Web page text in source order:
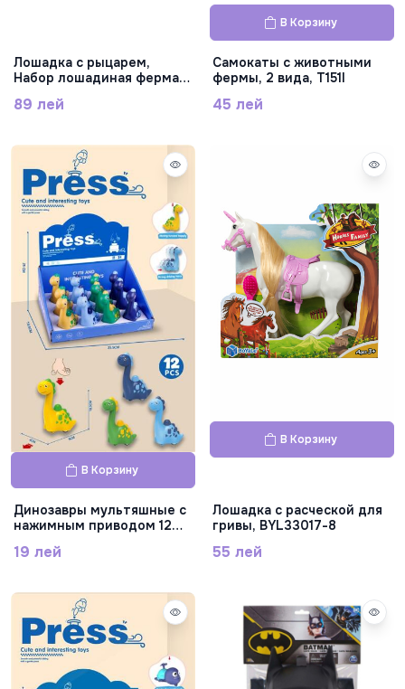
Лошадка с рыцарем,
Набор лошадиная ферма,
89 лей
В Корзину
Самокаты с животными
фермы, 2 вида, T151I
45 лей
В Корзину
Динозавры мультяшные с
нажимным приводом 12
19 лей
В Корзину
Лошадка с расческой для
гривы, BYL33017-8
55 лей